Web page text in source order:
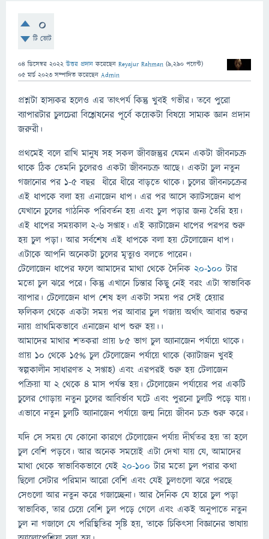
0
টি ভোট
04 ডিসেম্বর 2022 উত্তর প্রদান করেছেন Reyajur Rahman (9,290 পয়েন্ট)
05 মার্চ 2023 সম্পাদিত করেছেন Admin
প্রশ্নটা হাস্যকর হলেও এর তাৎপর্য কিন্তু খুবই গভীর। তবে পুরো
ব্যাপারটার চুলচেরা বিশ্লেষনের পূর্বে কয়েকটা বিষয়ে সাম্যক জ্ঞান প্রদান
জরুরী।
প্রথমেই বলে রাখি মানুষ সহ সকল জীবজন্তুর যেমন একটা জীবনচক্র
থাকে ঠিক তেমনি চুলেরও একটা জীবনচক্র আছে। একটা চুল নতুন
গজানোর পর ১-৫ বছর ধীরে ধীরে বাড়তে থাকে। চুলের জীবনচক্রের
এই ধাপকে বলা হয় এনাজেন ধাপ। এর পর আসে ক্যাটসজেন ধাপ
যেখানে চুলের গাঠনিক পরিবর্তন হয় এবং চুল পড়ার জন্য তৈরি হয়।
এই ধাপের সময়কাল ২-৬ সপ্তাহ। এই ক্যাটাজেন ধাপের পরপর শুরু
হয় চুল পড়া। আর সর্বশেষ এই ধাপকে বলা হয় টেলোজেন ধাপ।
এটাকে আপনি অনেকটা চুলের মৃত্যুও বলতে পারেন।
টেলোজেন ধাপের ফলে আমাদের মাথা থেকে দৈনিক ২০-১০০ টার
মতো চুল ঝরে পরে। কিন্তু এখানে চিন্তার কিছু নেই বরং এটা স্বাভাবিক
ব্যাপার। টেলোজেন ধাপ শেষ হল একটা সময় পর সেই হেয়ার
ফলিকল থেকে একটা সময় পর আবার চুল গজায় অর্থাৎ আবার শুরুর
ন্যায় প্রাথমিকভাবে এনাজেন ধাপ শুরু হয়।।
আমাদের মাথার শতকরা প্রায় ৮৫ ভাগ চুল অ্যানাজেন পর্যায়ে থাকে।
প্রায় ১০ থেকে ১৫% চুল টেলোজেন পর্যায়ে থাকে (ক্যাটাজন খুবই
স্বল্পকালীন সাধারণত ২ সপ্তাহ) এবং এরপরই শুরু হয় টেলাজেন
পক্রিয়া যা ২ থেকে ৪ মাস পর্যন্ত হয়। টেলোজেন পর্যায়ের পর একটি
চুলের গোড়ায় নতুন চুলের আবির্ভাব ঘটে এবং পুরনো চুলটি পড়ে যায়।
এভাবে নতুন চুলটি অ্যানাজেন পর্যায়ে জন্ম নিয়ে জীবন চক্র শুরু করে।
যদি সে সময় যে কোনো কারণে টেলোজেন পর্যায় দীর্ঘতর হয় তা হলে
চুল বেশি পড়বে। আর অনেক সময়েই এটা দেখা যায় যে, আমাদের
মাথা থেকে স্বাভাবিকভাবে যেই ২০-১০০ টার মতো চুল পরার কথা
ছিলো সেটার পরিমান আরো বেশি এবং যেই চুলগুলো ঝরে পরছে
সেগুলো আর নতুন করে গজাচ্ছেনা। আর দৈনিক যে হারে চুল পড়া
স্বাভাবিক, তার চেয়ে বেশি চুল পড়ে গেলে এবং একই অনুপাতে নতুন
চুল না গজালে যে পরিস্থিতির সৃষ্টি হয়, তাকে চিকিৎসা বিজ্ঞানের ভাষায়